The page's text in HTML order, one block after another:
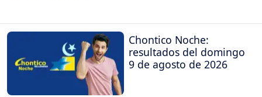
Chontico Noche:
resultados del domingo
9 de agosto de 2026